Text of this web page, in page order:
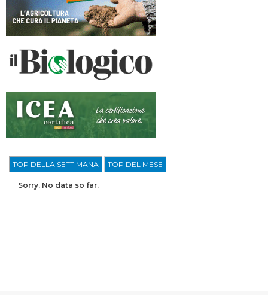
TOP DELLA SETTIMANA TOP DEL MESE
Sorry. No data so far.